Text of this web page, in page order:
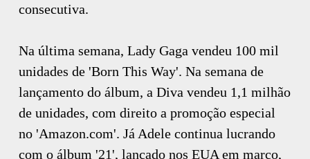
consecutiva.
Na última semana, Lady Gaga vendeu 100 mil
unidades de 'Born This Way'. Na semana de
lançamento do álbum, a Diva vendeu 1,1 milhão
de unidades, com direito a promoção especial
no 'Amazon.com'. Já Adele continua lucrando
com o álbum '21', lançado nos EUA em março,